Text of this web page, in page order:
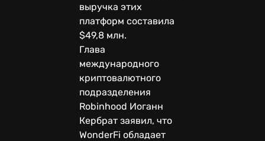
выручка этих
платформ составила
$49,8 млн.
Глава
международного
криптовалютного
подразделения
Robinhood Иоганн
Кербрат заявил, что
WonderFi обладает